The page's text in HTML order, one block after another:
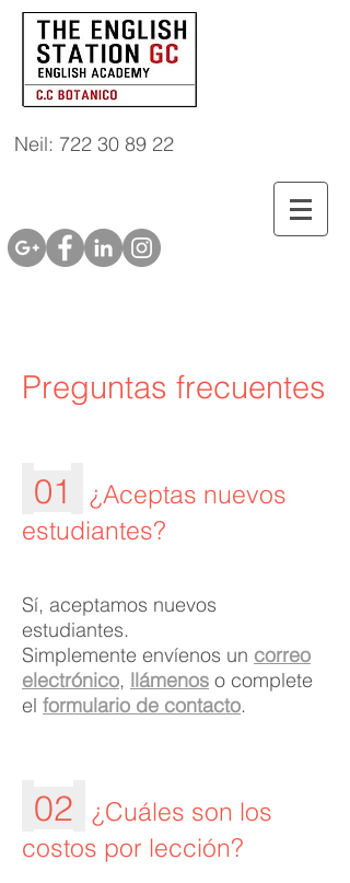
Neil: 722 30 89 22
Preguntas frecuentes
01
¿Aceptas nuevos
estudiantes?
Sí, aceptamos nuevos
estudiantes.
Simplemente envíenos un correo
electrónico, llámenos o complete
el formulario de contacto.
02
¿Cuáles son los
costos por lección?